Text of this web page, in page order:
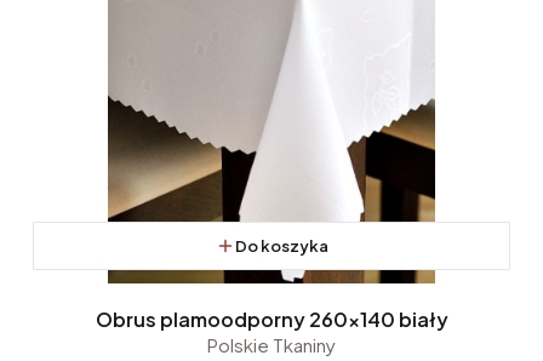
Do koszyka
Obrus plamoodporny 260x140 biały
Polskie Tkaniny